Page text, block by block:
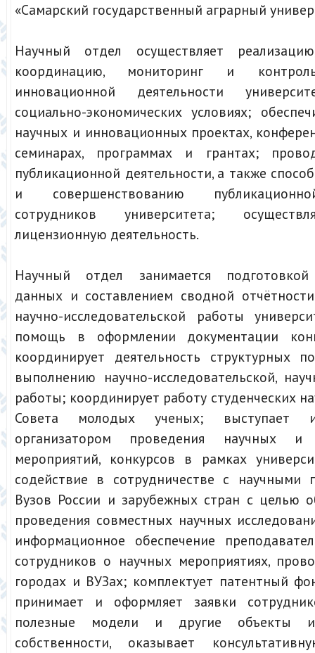
«Самарский государственный аграрный
Научный отдел осуществляет
координацию, мониторинг и
инновационной деятельности
социально-экономических условиях;
научных и инновационных проектах,
семинарах, программах и грантах;
публикационной деятельности, а также
и совершенствованию
сотрудников университета;
лицензионную деятельность.
Научный отдел занимается подготовкой
данных и составлением сводной
научно-исследовательской работы
помощь в оформлении документации
координирует деятельность структурных
выполнению научно-исследовательской,
работы; координирует работу студенческих
Совета молодых ученых; выступает
организатором проведения научных и
мероприятий, конкурсов в рамках
содействие в сотрудничестве с научными
Вузов России и зарубежных стран с целью
проведения совместных научных
информационное обеспечение
сотрудников о научных мероприятиях,
городах и ВУЗах; комплектует патентный
принимает и оформляет заявки
полезные модели и другие объекты
собственности, оказывает